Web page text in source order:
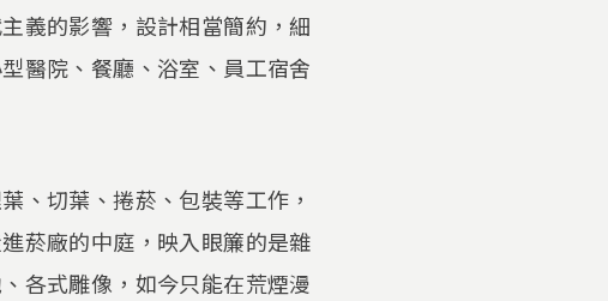
義的影響，設計相當簡約，細
醫院、餐廳、浴室、員工宿舍
、切葉、捲菸、包裝等工作，
菸廠的中庭，映入眼簾的是雜
各式雕像，如今只能在荒煙漫